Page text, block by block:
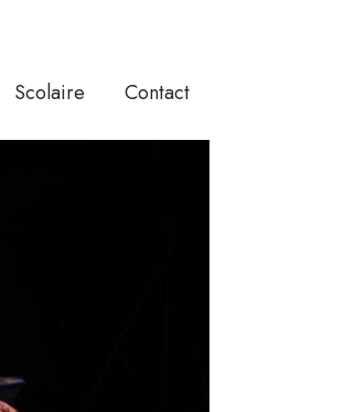
Scolaire Contact